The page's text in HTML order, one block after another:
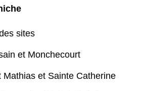
sites
et Monchecourt
Mathias et Sainte Catherine